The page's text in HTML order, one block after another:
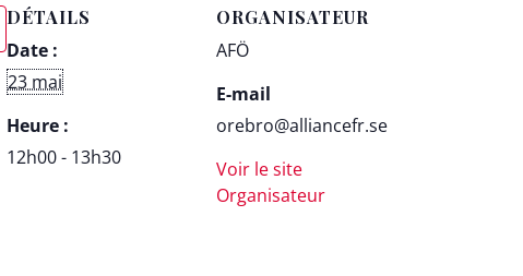
DÉTAILS
Date :
23 mai
Heure :
12h00 - 13h30
ORGANISATEUR
AFÖ
E-mail
orebro@alliancefr.se
Voir le site
Organisateur